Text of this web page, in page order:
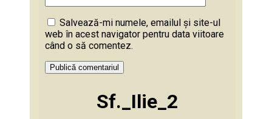
Salvează-mi numele, emailul și site-ul
web în acest navigator pentru data viitoare
când o să comentez.
Sf._Ilie_2